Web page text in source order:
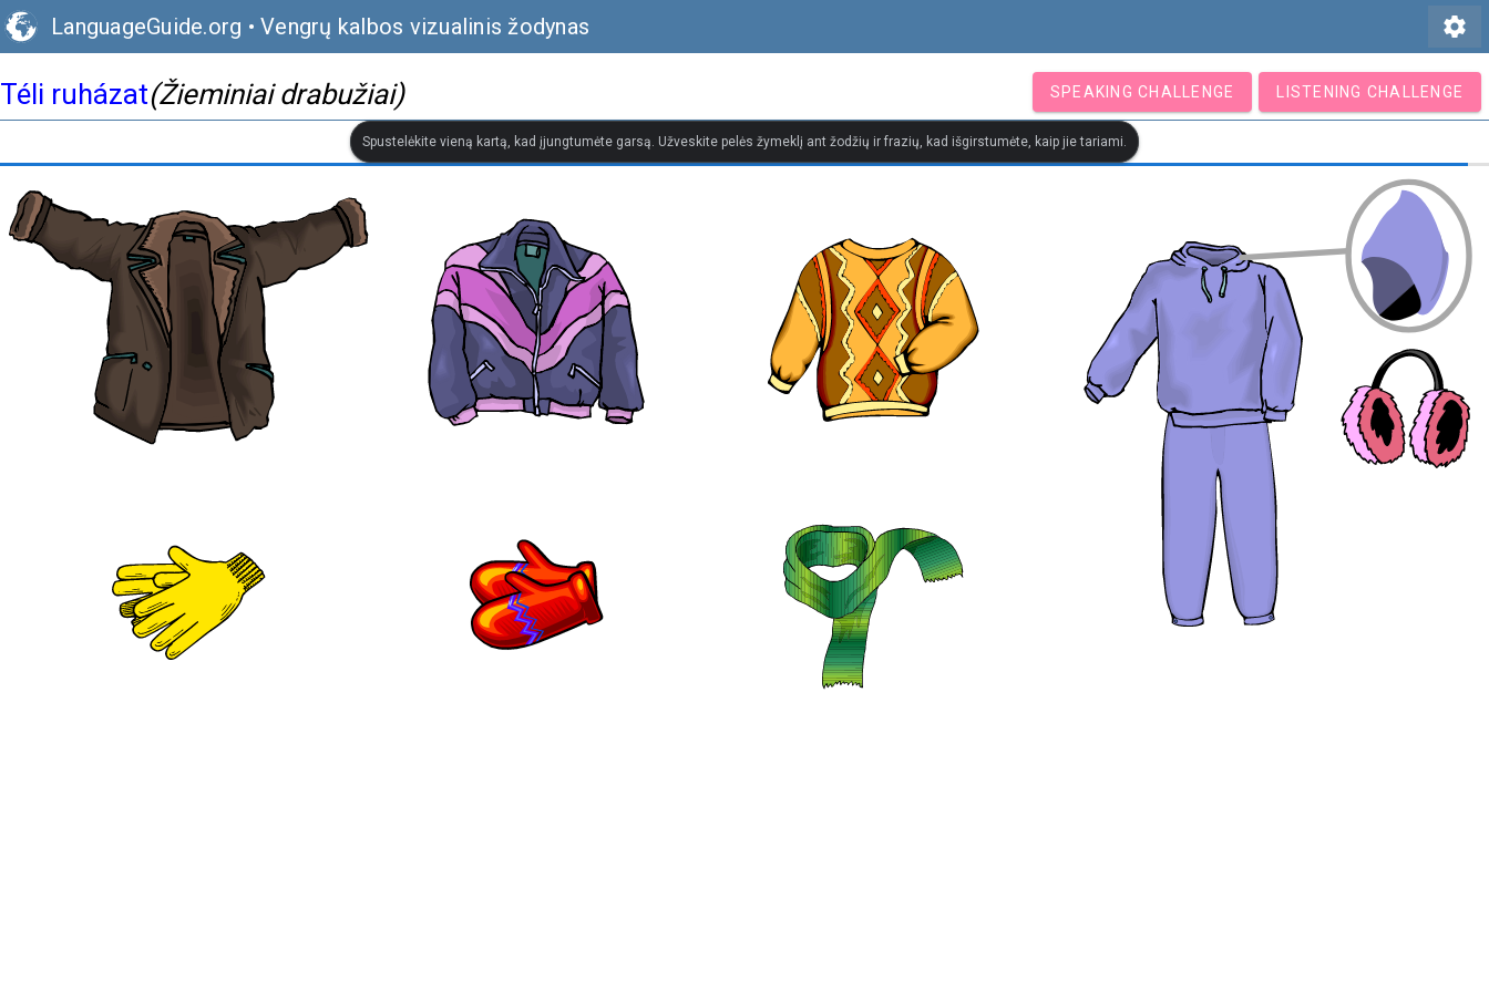
LanguageGuide.org • Vengrų kalbos vizualinis žodynas settings
Téli ruházat(Žieminiai drabužiai) SPEAKING CHALLENGE LISTENING CHALLENGE
Spustelėkite vieną kartą, kad įjungtumėte garsą. Užveskite pelės žymeklį ant žodžių ir frazių, kad išgirstumėte, kaip jie tariami.